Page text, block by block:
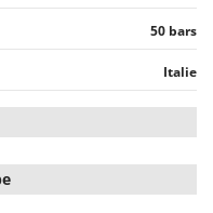
50 bars
Italie
2 prises de force